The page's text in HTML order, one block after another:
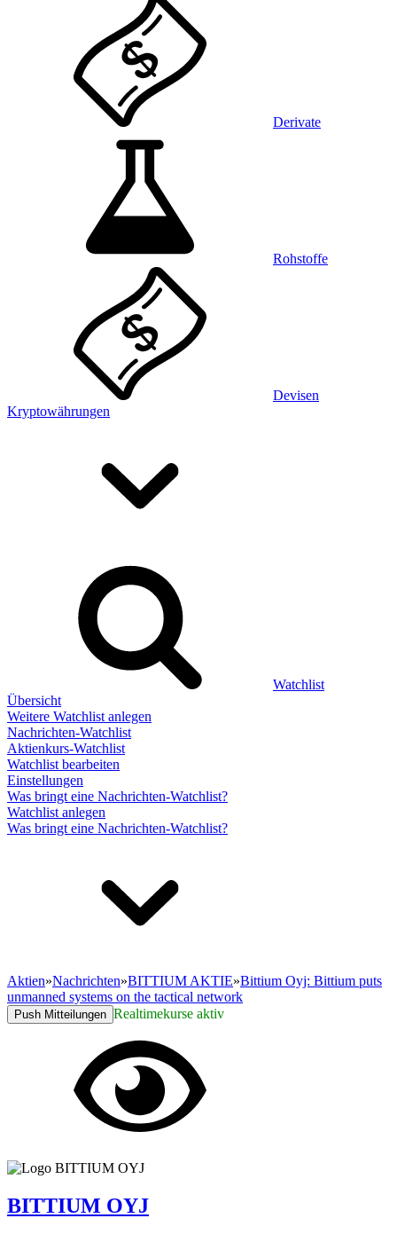
Derivate
Rohstoffe
Devisen
Kryptowährungen
Watchlist
Übersicht
Weitere Watchlist anlegen
Nachrichten-Watchlist
Aktienkurs-Watchlist
Watchlist bearbeiten
Einstellungen
Was bringt eine Nachrichten-Watchlist?
Watchlist anlegen
Was bringt eine Nachrichten-Watchlist?
Aktien»Nachrichten»BITTIUM AKTIE»Bittium Oyj: Bittium puts
unmanned systems on the tactical network
Push Mitteilungen Realtimekurse aktiv
BITTIUM OYJ